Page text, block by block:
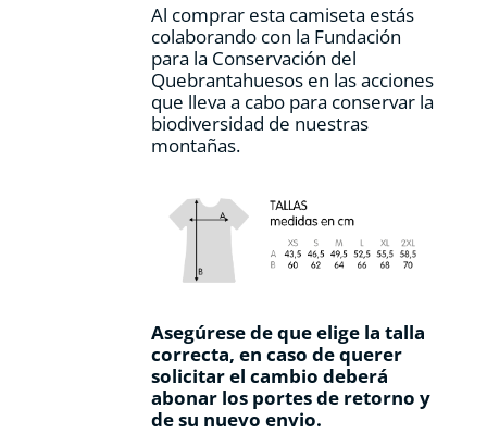
Al comprar esta camiseta estás
colaborando con la Fundación
para la Conservación del
Quebrantahuesos en las acciones
que lleva a cabo para conservar la
biodiversidad de nuestras
montañas.
Asegúrese de que elige la talla
correcta, en caso de querer
solicitar el cambio deberá
abonar los portes de retorno y
de su nuevo envio.